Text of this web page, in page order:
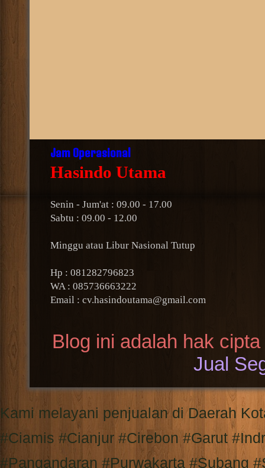
Jam Operasional
Hasindo Utama
Senin - Jum'at : 09.00 - 17.00
Sabtu : 09.00 - 12.00
Minggu atau Libur Nasional Tutup
Hp : 081282796823
WA : 085736663222
Email : cv.hasindoutama@gmail.com
Blog ini adalah hak
Jual
Kami melayani penjualan di Daerah
#Ciamis #Cianjur #Cirebon #Garut
#Pangandaran #Purwakarta #Subang